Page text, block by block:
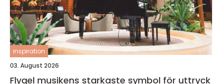
inspiration
03. August 2026
Flygel musikens starkaste symbol för uttryck